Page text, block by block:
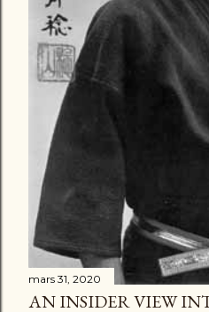
mars 31, 2020
AN INSIDER VIEW